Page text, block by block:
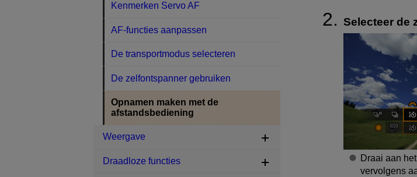
Selecteer de
Draai aan
vervolgens
Kenmerken Servo AF
AF-functies aanpassen
De transportmodus selecteren
De zelfontspanner gebruiken
Opnamen maken met de
afstandsbediening
Weergave
Draadloze functies